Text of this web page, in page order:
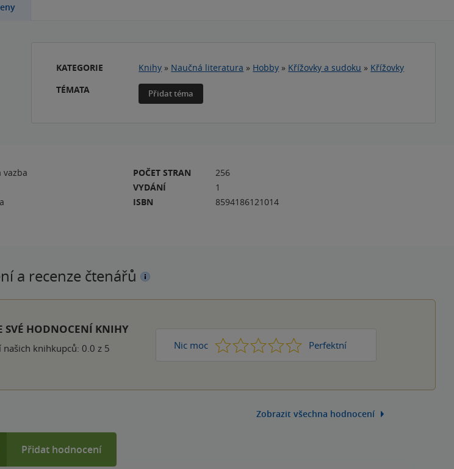
KATEGORIE Knihy » Naučná literatura » Hobby » Křížovky a sudoku » Křížovky
TÉMATA
Přidat téma
vazba
POČET STRAN
256
VYDÁNÍ
1
ISBN
8594186121014
a recenze čtenářů
SVÉ HODNOCENÍ KNIHY
našich knihkupců: 0.0 z 5 Nic moc 1 2 3 4 Perfektní
5
Zobrazit všechna hodnocení
Přidat hodnocení